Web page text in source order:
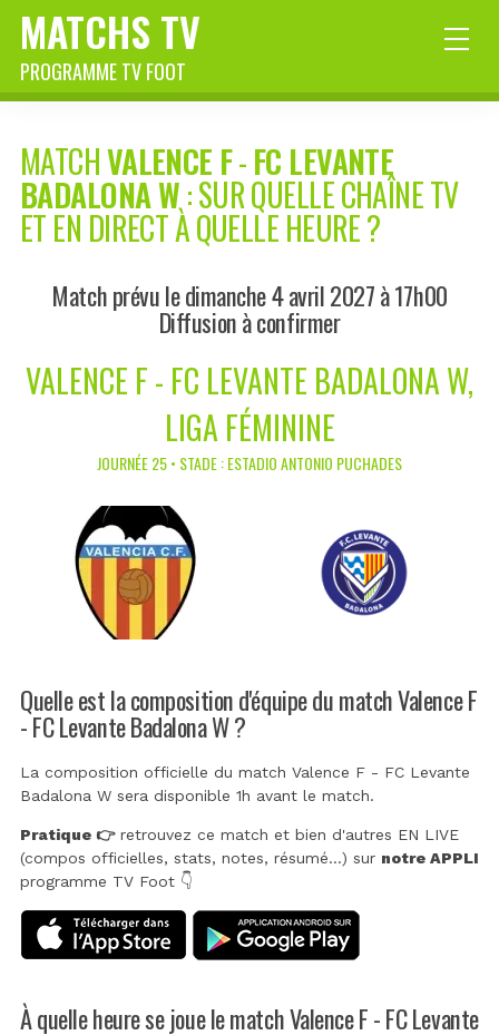
MATCHS TV
PROGRAMME TV FOOT
MATCHVALENCE F-FC LEVANTE
BADALONA W: SUR QUELLE CHAÎNE TV
ET EN DIRECT À QUELLE HEURE ?
Match prévu le dimanche 4 avril 2027 à 17h00
Diffusion à confirmer
VALENCE F - FC LEVANTE BADALONA W,
LIGA FÉMININE
JOURNÉE 25 • STADE : ESTADIO ANTONIO PUCHADES
Quelle est la composition d'équipe du match Valence F
- FC Levante Badalona W ?
La composition officielle du match Valence F - FC Levante
Badalona W sera disponible 1h avant le match.
Pratique 👉retrouvez ce match et bien d'autres EN LIVE
(compos officielles, stats, notes, résumé...) sur notre APPLI
programme TV Foot 👇
À quelle heure se joue le match Valence F - FC Levante